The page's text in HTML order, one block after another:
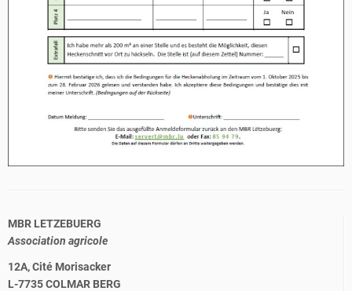
MBR LETZEBUERG
Association agricole
12A, Cité Morisacker
L-7735 COLMAR BERG